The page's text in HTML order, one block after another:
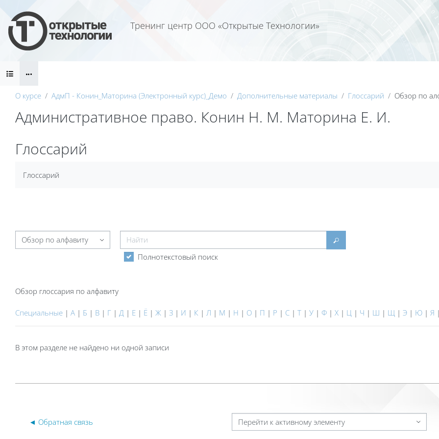
Тренинг центр ООО «Открытые Технологии»
Блоки
О курсе АдмП - Конин_Маторина (Электронный курс)_Демо Дополнительные материалы Глоссарий Обзор по
Административное право. Конин Н. М. Маторина Е. И.
Блоки
Глоссарий
Глоссарий
Обзор глоссария по алфавиту
Найти
Найти
Полнотекстовый поиск
Обзор глоссария по алфавиту
Специальные | А | Б | В | Г | Д | Е | Ё | Ж | З | И | К | Л | М | Н | О | П | Р | С | Т | У | Ф | Х | Ц | Ч | Ш | Щ | Э | Ю | Я |
В этом разделе не найдено ни одной записи
◄ Обратная связь Перейти к активному элементу